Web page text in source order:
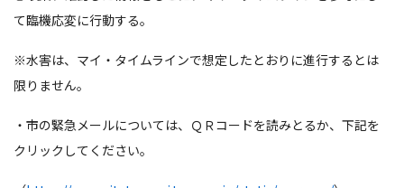
て臨機応変に行動する。
※水害は、マイ・タイムラインで想定したとおりに進行するとは
限りません。
・市の緊急メールについては、ＱＲコードを読みとるか、下記を
クリックしてください。